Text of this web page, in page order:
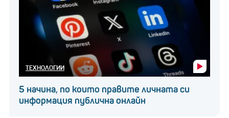
ТЕХНОЛОГИИ
5 начина, по които правите личната си
информация публична онлайн